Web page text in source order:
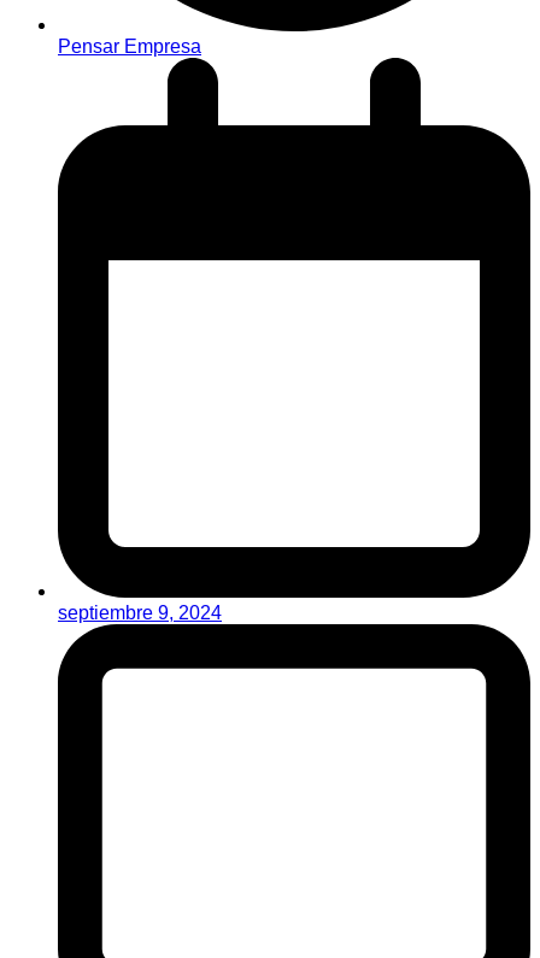
Pensar Empresa
septiembre 9, 2024